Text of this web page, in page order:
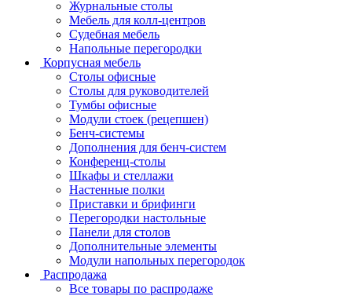
Журнальные столы
Мебель для колл-центров
Судебная мебель
Напольные перегородки
Корпусная мебель
Столы офисные
Столы для руководителей
Тумбы офисные
Модули стоек (рецепшен)
Бенч-системы
Дополнения для бенч-систем
Конференц-столы
Шкафы и стеллажи
Настенные полки
Приставки и брифинги
Перегородки настольные
Панели для столов
Дополнительные элементы
Модули напольных перегородок
Распродажа
Все товары по распродаже